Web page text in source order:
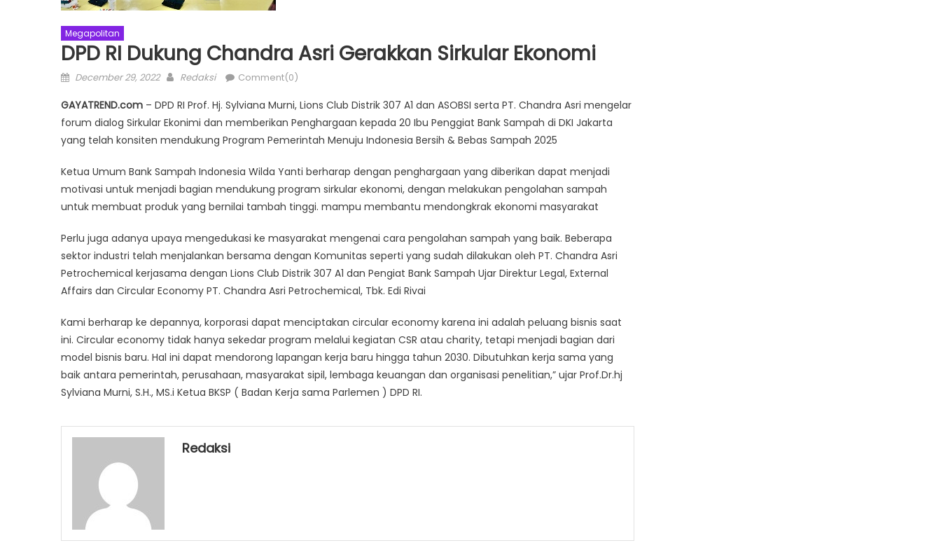
Megapolitan
DPD RI Dukung Chandra Asri Gerakkan Sirkular Ekonomi
Posted
December 29, 2022 Author
Redaksi Comment(0)
GAYATREND.com – DPD RI Prof. Hj. Sylviana Murni, Lions Club Distrik 307 A1 dan ASOBSI serta PT. Chandra Asri mengelar
forum dialog Sirkular Ekonimi dan memberikan Penghargaan kepada 20 Ibu Penggiat Bank Sampah di DKI Jakarta
yang telah konsiten mendukung Program Pemerintah Menuju Indonesia Bersih & Bebas Sampah 2025
Ketua Umum Bank Sampah Indonesia Wilda Yanti berharap dengan penghargaan yang diberikan dapat menjadi
motivasi untuk menjadi bagian mendukung program sirkular ekonomi, dengan melakukan pengolahan sampah
untuk membuat produk yang bernilai tambah tinggi. mampu membantu mendongkrak ekonomi masyarakat
Perlu juga adanya upaya mengedukasi ke masyarakat mengenai cara pengolahan sampah yang baik. Beberapa
sektor industri telah menjalankan bersama dengan Komunitas seperti yang sudah dilakukan oleh PT. Chandra Asri
Petrochemical kerjasama dengan Lions Club Distrik 307 A1 dan Pengiat Bank Sampah Ujar Direktur Legal, External
Affairs dan Circular Economy PT. Chandra Asri Petrochemical, Tbk. Edi Rivai
Kami berharap ke depannya, korporasi dapat menciptakan circular economy karena ini adalah peluang bisnis saat
ini. Circular economy tidak hanya sekedar program melalui kegiatan CSR atau charity, tetapi menjadi bagian dari
model bisnis baru. Hal ini dapat mendorong lapangan kerja baru hingga tahun 2030. Dibutuhkan kerja sama yang
baik antara pemerintah, perusahaan, masyarakat sipil, lembaga keuangan dan organisasi penelitian,” ujar Prof.Dr.hj
Sylviana Murni, S.H., MS.i Ketua BKSP ( Badan Kerja sama Parlemen ) DPD RI.
Redaksi